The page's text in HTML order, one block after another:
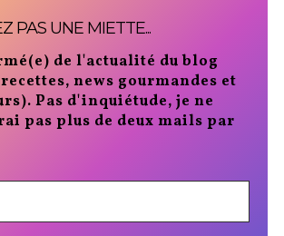
PAS UNE MIETTE...
de l'actualité du blog
news gourmandes et
Pas d'inquiétude, je ne
pas plus de deux mails par